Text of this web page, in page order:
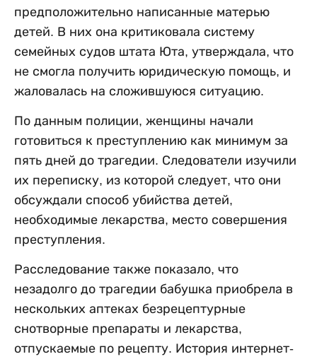
предположительно написанные матерью
детей. В них она критиковала систему
семейных судов штата Юта, утверждала, что
не смогла получить юридическую помощь, и
жаловалась на сложившуюся ситуацию.
По данным полиции, женщины начали
готовиться к преступлению как минимум за
пять дней до трагедии. Следователи изучили
их переписку, из которой следует, что они
обсуждали способ убийства детей,
необходимые лекарства, место совершения
преступления.
Расследование также показало, что
незадолго до трагедии бабушка приобрела в
нескольких аптеках безрецептурные
снотворные препараты и лекарства,
отпускаемые по рецепту. История интернет-